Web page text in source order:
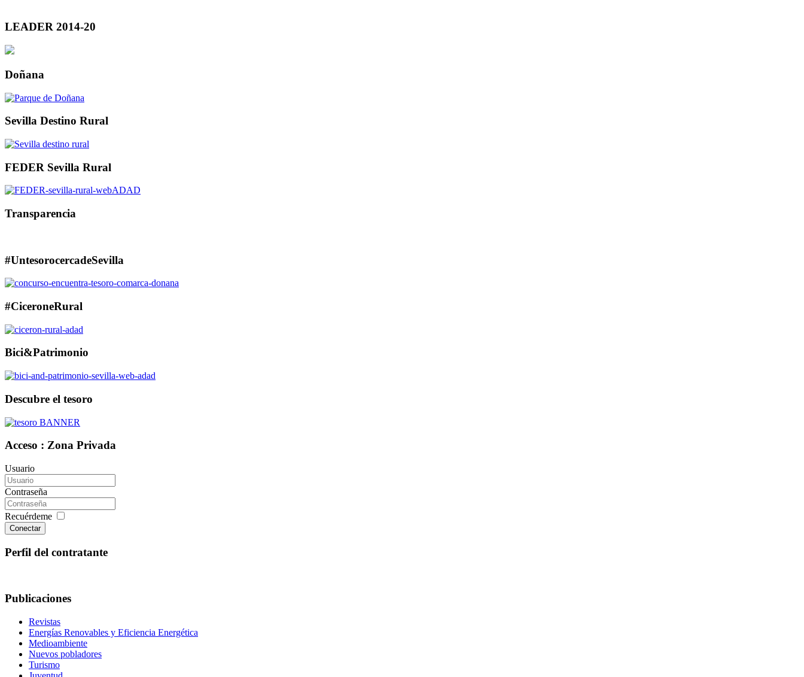
LEADER 2014-20
Doñana
Sevilla Destino Rural
FEDER Sevilla Rural
Transparencia
#UntesorocercadeSevilla
#CiceroneRural
Bici&Patrimonio
Descubre el tesoro
Acceso : Zona Privada
Usuario
Contraseña
Recuérdeme
Conectar
Perfil del contratante
Publicaciones
Revistas
Energías Renovables y Eficiencia Energética
Medioambiente
Nuevos pobladores
Turismo